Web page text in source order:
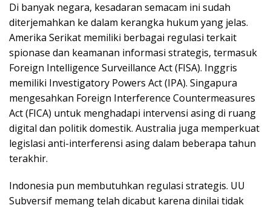
Di banyak negara, kesadaran semacam ini sudah
diterjemahkan ke dalam kerangka hukum yang jelas.
Amerika Serikat memiliki berbagai regulasi terkait
spionase dan keamanan informasi strategis, termasuk
Foreign Intelligence Surveillance Act (FISA). Inggris
memiliki Investigatory Powers Act (IPA). Singapura
mengesahkan Foreign Interference Countermeasures
Act (FICA) untuk menghadapi intervensi asing di ruang
digital dan politik domestik. Australia juga memperkuat
legislasi anti-interferensi asing dalam beberapa tahun
terakhir.
Indonesia pun membutuhkan regulasi strategis. UU
Subversif memang telah dicabut karena dinilai tidak